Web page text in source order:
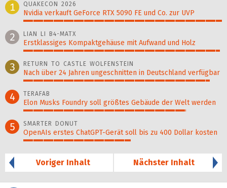
1
QUAKECON 2026
Nvidia verkauft GeForce RTX 5090 FE und Co. zur UVP
2 LIAN LI B4-MATX
Erstklassiges Kompaktgehäuse mit Aufwand und Holz
3 RETURN TO CASTLE WOLFENSTEIN
Nach über 24 Jahren ungeschnitten in Deutschland verfügbar
4 TERAFAB
Elon Musks Foundry soll größ­tes Gebäude der Welt werden
5 SMARTER DONUT
OpenAIs erstes ChatGPT-Gerät soll bis zu 400 Dollar kosten
Voriger Inhalt
Nächster Inhalt